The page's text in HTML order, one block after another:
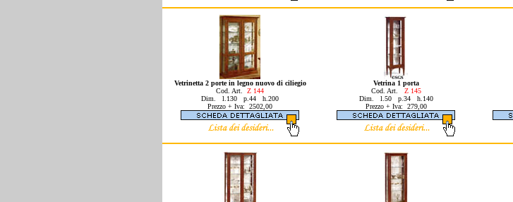
Vetrinetta 2 porte in legno nuovo di ciliegio
Cod. Art.
Z 144
Dim. l.130 p.44 h.200
Prezzo + Iva: 2502,00
Vetrina 1 porta
Cod. Art.
Z 145
Dim. l.50 p.34 h.140
Prezzo + Iva: 279,00